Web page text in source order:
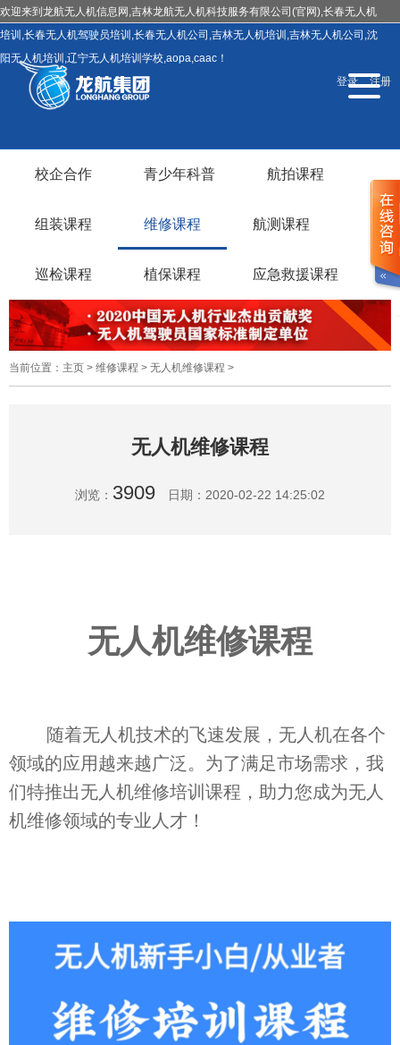
欢迎来到龙航无人机信息网,吉林龙航无人机科技服务有限公司(官网),长春无人机
培训,长春无人机驾驶员培训,长春无人机公司,吉林无人机培训,吉林无人机公司,沈
阳无人机培训,辽宁无人机培训学校,aopa,caac！
登录
注册
导
航
换
校企合作
青少年科普 航拍课程
组装课程 维修课程 航测课程
巡检课程 植保课程 应急救援课程
当前位置： 主页 > 维修课程 > 无人机维修课程 >
无人机维修课程
浏览： 3909 日期：2020-02-22 14:25:02
无人机维修课程
随着无人机技术的飞速发展，无人机在各个
领域的应用越来越广泛。为了满足市场需求，我
们特推出无人机维修培训课程，助力您成为无人
机维修领域的专业人才！